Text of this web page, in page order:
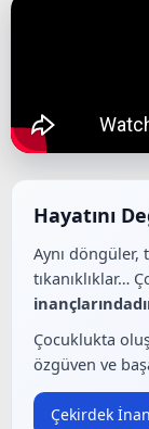
Hayatını
Aynı döngüler,
tıkanıklıklar…
Çocuklukta
özgüven ve
Çekirdek